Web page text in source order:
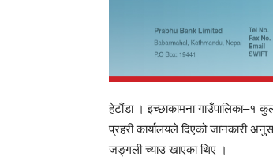
हेटौंडा । इच्छाकामना गाउँपालिका–१
प्रहरी कार्यालयले दिएको जानकारी
जङ्गली च्याउ खाएका थिए ।